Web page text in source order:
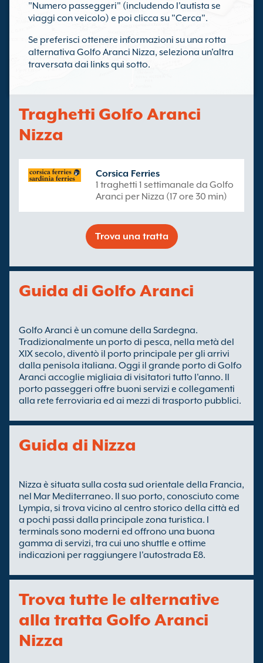
"Numero passeggeri" (includendo l'autista se
viaggi con veicolo) e poi clicca su "Cerca".
Se preferisci ottenere informazioni su una rotta
alternativa Golfo Aranci Nizza, seleziona un'altra
traversata dai links qui sotto.
Traghetti Golfo Aranci
Nizza
Corsica Ferries
1 traghetti 1 settimanale da Golfo
Aranci per Nizza (17 ore 30 min)
Trova una tratta
Guida di Golfo Aranci
Golfo Aranci è un comune della Sardegna.
Tradizionalmente un porto di pesca, nella metà del
XIX secolo, diventò il porto principale per gli arrivi
dalla penisola italiana. Oggi il grande porto di Golfo
Aranci accoglie migliaia di visitatori tutto l'anno. Il
porto passeggeri offre buoni servizi e collegamenti
alla rete ferroviaria ed ai mezzi di trasporto pubblici.
Guida di Nizza
Nizza è situata sulla costa sud orientale della Francia,
nel Mar Mediterraneo. Il suo porto, conosciuto come
Lympia, si trova vicino al centro storico della città ed
a pochi passi dalla principale zona turistica. I
terminals sono moderni ed offrono una buona
gamma di servizi, tra cui uno shuttle e ottime
indicazioni per raggiungere l'autostrada E8.
Trova tutte le alternative
alla tratta Golfo Aranci
Nizza